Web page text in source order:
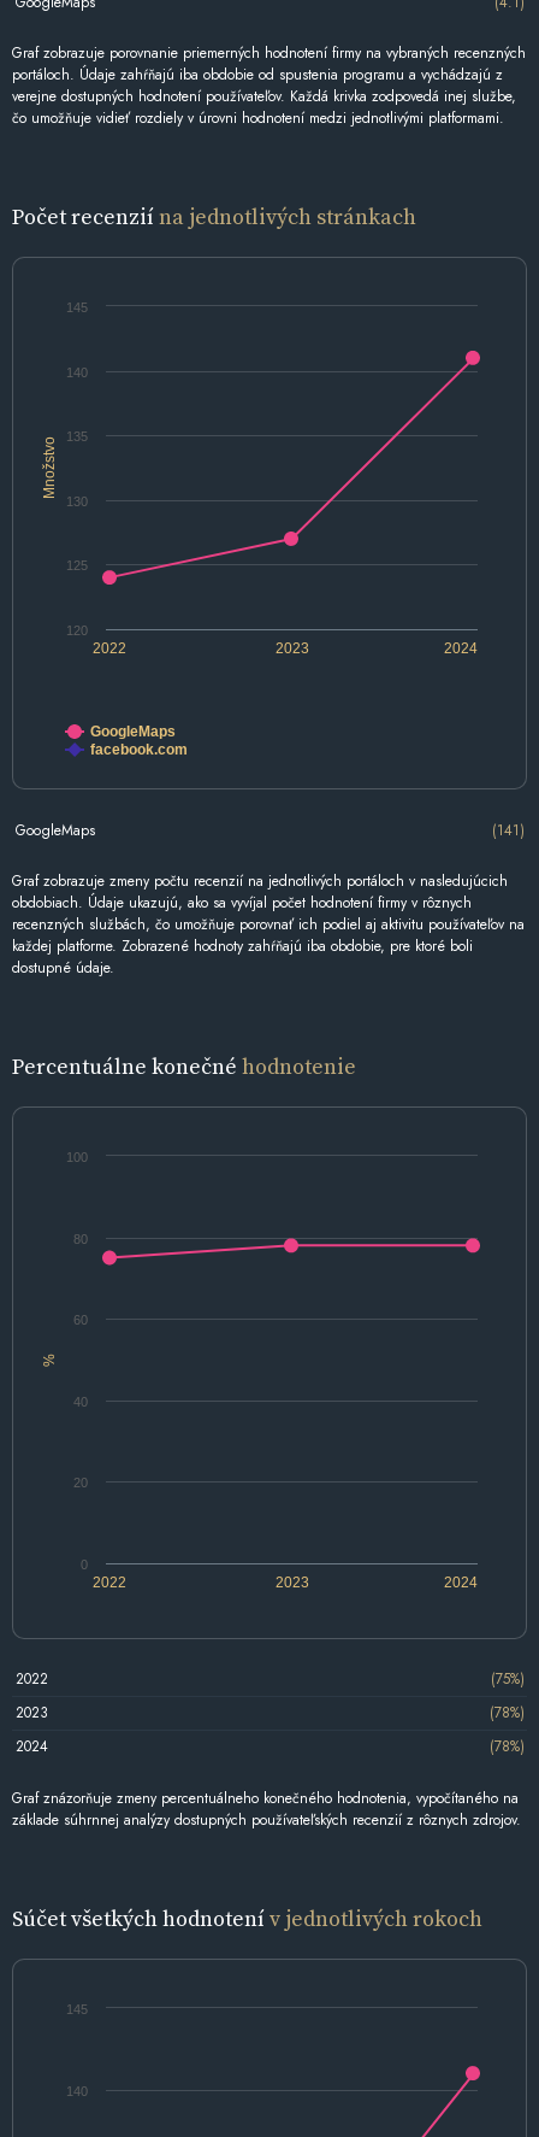
Graf zobrazuje porovnanie priemerných hodnotení firmy na vybraných recenzných
portáloch. Údaje zahŕňajú iba obdobie od spustenia programu a vychádzajú z
verejne dostupných hodnotení používateľov. Každá krivka zodpovedá inej službe,
čo umožňuje vidieť rozdiely v úrovni hodnotení medzi jednotlivými platformami.
Počet recenziína jednotlivých stránkach
Množstvo
2022 2023 2024
120
125
130
135
140
145
GoogleMaps
facebook.com
GoogleMaps (141)
Graf zobrazuje zmeny počtu recenzií na jednotlivých portáloch v nasledujúcich
obdobiach. Údaje ukazujú, ako sa vyvíjal počet hodnotení firmy v rôznych
recenzných službách, čo umožňuje porovnať ich podiel aj aktivitu používateľov na
každej platforme. Zobrazené hodnoty zahŕňajú iba obdobie, pre ktoré boli
dostupné údaje.
Percentuálne konečné hodnotenie
%
2022 2023 2024
0
20
40
60
80
100
2022
(75%)
2023
(78%)
2024
(78%)
Graf znázorňuje zmeny percentuálneho konečného hodnotenia, vypočítaného na
základe súhrnnej analýzy dostupných používateľských recenzií z rôznych zdrojov.
Súčet všetkých hodnotenív jednotlivých rokoch
140
145